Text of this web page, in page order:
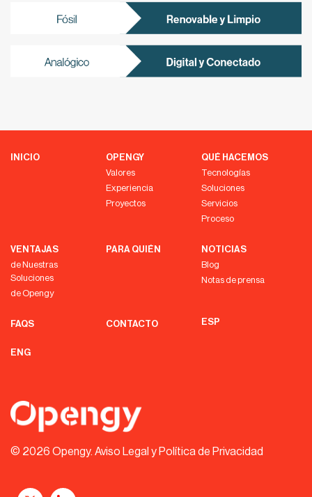
INICIO
OPENGY
Valores
Experiencia
Proyectos
QUÉ HACEMOS
Tecnologías
Soluciones
Servicios
Proceso
VENTAJAS
de Nuestras
Soluciones
de Opengy
PARA QUIÉN
NOTICIAS
Blog
Notas de prensa
FAQS CONTACTO ESP
ENG
© 2026 Opengy. Aviso Legal y Política de Privacidad